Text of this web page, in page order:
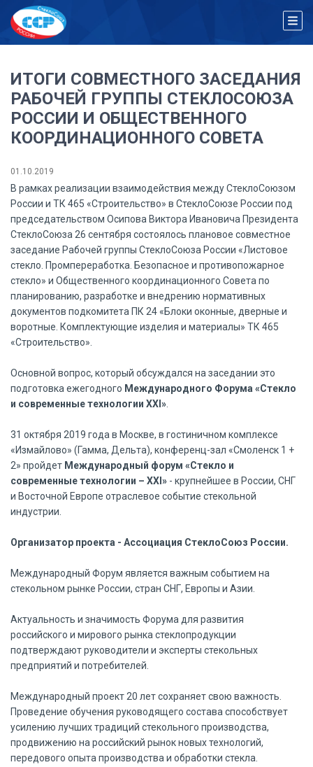
ИТОГИ СОВМЕСТНОГО ЗАСЕДАНИЯ
РАБОЧЕЙ ГРУППЫ СТЕКЛОСОЮЗА
РОССИИ И ОБЩЕСТВЕННОГО
КООРДИНАЦИОННОГО СОВЕТА
01.10.2019
В рамках реализации взаимодействия между СтеклоСоюзом
России и ТК 465 «Строительство» в СтеклоСоюзе России под
председательством Осипова Виктора Ивановича Президента
СтеклоСоюза 26 сентября состоялось плановое совместное
заседание Рабочей группы СтеклоСоюза России «Листовое
стекло. Промпереработка. Безопасное и противопожарное
стекло» и Общественного координационного Совета по
планированию, разработке и внедрению нормативных
документов подкомитета ПК 24 «Блоки оконные, дверные и
воротные. Комплектующие изделия и материалы» ТК 465
«Строительство».
Основной вопрос, который обсуждался на заседании это
подготовка ежегодного Международного Форума «Стекло
и современные технологии XXI».
31 октября 2019 года в Москве, в гостиничном комплексе
«Измайлово» (Гамма, Дельта), конференц-зал «Смоленск 1 +
2» пройдет Международный форум «Стекло и
современные технологии – XXI» - крупнейшее в России, СНГ
и Восточной Европе отраслевое событие стекольной
индустрии.
Организатор проекта - Ассоциация СтеклоСоюз России.
Международный Форум является важным событием на
стекольном рынке России, стран СНГ, Европы и Азии.
Актуальность и значимость Форума для развития
российского и мирового рынка стеклопродукции
подтверждают руководители и эксперты стекольных
предприятий и потребителей.
Международный проект 20 лет сохраняет свою важность.
Проведение обучения руководящего состава способствует
усилению лучших традиций стекольного производства,
продвижению на российский рынок новых технологий,
передового опыта производства и обработки стекла.